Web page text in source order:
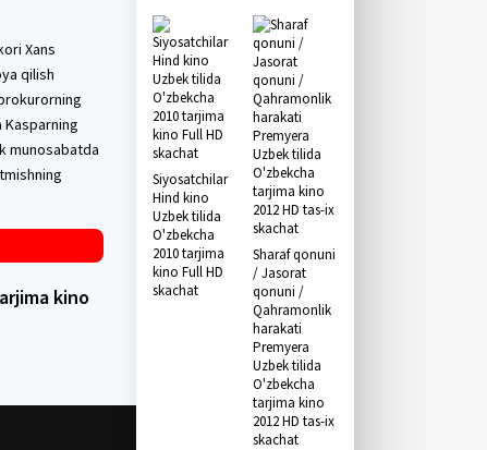
Xans
qilish
Kasparning
munosabatda
kino
Siyosatchilar
Hind kino
Uzbek tilida
O'zbekcha
2010 tarjima
kino Full HD
skachat
Sharaf qonuni
/ Jasorat
qonuni /
Qahramonlik
harakati
Premyera
Uzbek tilida
O'zbekcha
tarjima kino
2012 HD tas-ix
skachat